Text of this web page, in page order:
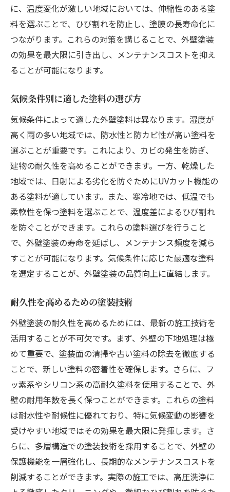
に、温度変化が激しい地域においては、伸縮性のある塗
料を選ぶことで、ひび割れを防止し、塗膜の長寿命化に
つながります。これらの対策を講じることで、外壁塗装
の効果を最大限に引き出し、メンテナンスコストを抑え
ることが可能になります。
気候条件別に適した塗料の選び方
気候条件によって適した外壁塗料は異なります。湿度が
高く雨の多い地域では、防水性と防カビ性が高い塗料を
選ぶことが重要です。これにより、カビの発生を防ぎ、
建物の耐久性を高めることができます。一方、乾燥した
地域では、日射による劣化を防ぐためにUVカット機能の
ある塗料が適しています。また、寒冷地では、低温でも
柔軟性を保つ塗料を選ぶことで、温度差によるひび割れ
を防ぐことができます。これらの塗料選びを行うこと
で、外壁塗装の寿命を延ばし、メンテナンス頻度を減ら
すことが可能になります。気候条件に応じた最適な塗料
を選定することが、外壁塗装の品質向上に直結します。
耐久性を高めるための塗装技術
外壁塗装の耐久性を高めるためには、最新の施工技術を
活用することが不可欠です。まず、外壁の下地処理は極
めて重要で、塗装面の清掃や古い塗料の除去を徹底する
ことで、新しい塗料の密着性を確保します。さらに、フ
ッ素系やシリコン系の高耐久塗料を使用することで、外
壁の耐用年数を長く保つことができます。これらの塗料
は耐水性や耐候性に優れており、特に気候変動の影響を
受けやすい地域ではその効果を最大限に発揮します。さ
らに、多層構造での塗装技術を採用することで、外壁の
保護機能を一層強化し、長期的なメンテナンスコストを
削減することができます。実際の施工では、高圧洗浄に